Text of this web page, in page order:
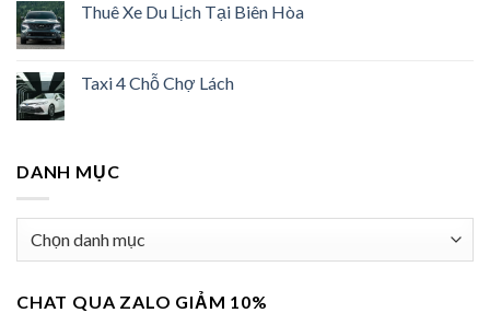
Thuê Xe Du Lịch Tại Biên Hòa
Taxi 4 Chỗ Chợ Lách
DANH MỤC
CHAT QUA ZALO GIẢM 10%